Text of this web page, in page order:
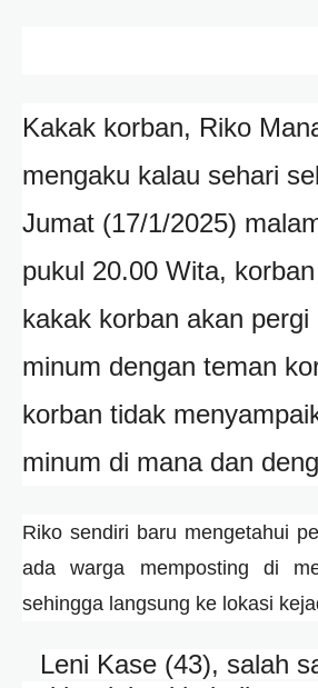
Kakak korban, Riko
mengaku kalau sehari
Jumat (17/1/2025)
pukul 20.00 Wita,
kakak korban akan pergi
minum dengan teman
korban tidak
minum di mana dan
Riko sendiri baru mengetahui
ada warga memposting di
sehingga langsung ke lokasi
Leni Kase (43), salah